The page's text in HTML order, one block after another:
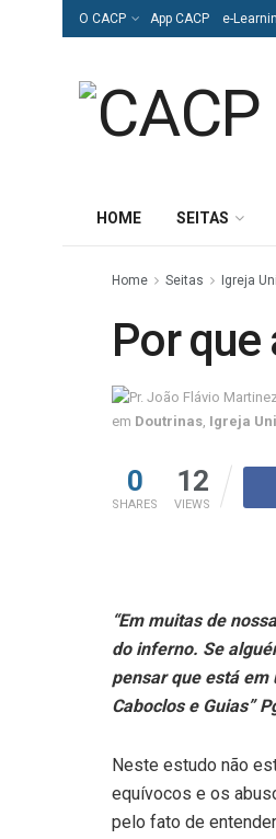
O CACP App CACP e-
HOME SEITAS
Home Seitas Igreja
Por que
em Doutrinas, Igreja
0
SHARES
12
VIEWS
“Em muitas de
do inferno. Se
pensar que está em
Caboclos e Guias”
Neste estudo não
equívocos e os
pelo fato de